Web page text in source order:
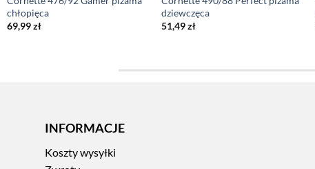
chłopięca
69,99zł
dziewczęca
51,49zł
INFORMACJE
Koszty wysyłki